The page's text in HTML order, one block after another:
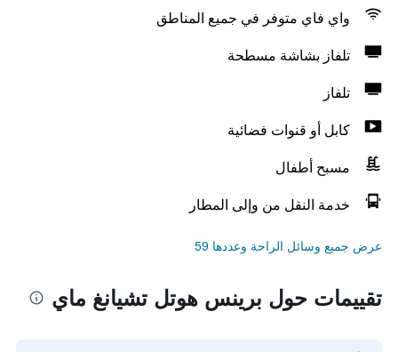
واي فاي متوفر في جميع المناطق
تلفاز بشاشة مسطحة
تلفاز
كابل أو قنوات فضائية
مسبح أطفال
خدمة النقل من وإلى المطار
عرض جميع وسائل الراحة وعددها 59
تقييمات حول برينس هوتل تشيانغ ماي